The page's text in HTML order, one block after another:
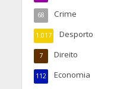
Crime
68
Desporto
1.017
Direito
7
Economia
112